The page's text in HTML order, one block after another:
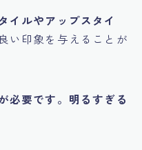
イルやアップスタイ
い印象を与えることが
必要です。明るすぎる